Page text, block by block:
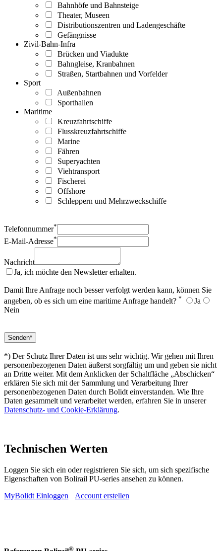
Bahnhöfe und Bahnsteige
Theater, Museen
Distributionszentren und Ladengeschäfte
Gefängnisse
Zivil-Bahn-Infra
Brücken und Viadukte
Bahngleise, Kranbahnen
Straßen, Startbahnen und Vorfelder
Sport
Außenbahnen
Sporthallen
Maritime
Kreuzfahrtschiffe
Flusskreuzfahrtschiffe
Marine
Fähren
Superyachten
Viehtransport
Fischerei
Offshore
Schleppern und Mehrzweckschiffe
Telefonnummer*
E-Mail-Adresse*
Nachricht
Ja, ich möchte den Newsletter erhalten.
Damit Ihre Anfrage noch besser verfolgt werden kann, können Sie
angeben, ob es sich um eine maritime Anfrage handelt? *
Ja
Nein
*) Der Schutz Ihrer Daten ist uns sehr wichtig. Wir gehen mit Ihren
personenbezogenen Daten äußerst sorgfältig um und geben sie nicht
an Dritte weiter. Mit dem Anklicken der Schaltfläche „Abschicken“
erklären Sie sich mit der Sammlung und Verarbeitung Ihrer
personenbezogenen Daten durch Bolidt einverstanden. Wie Ihre
Daten gesammelt und verarbeitet werden, erfahren Sie in unserer
Datenschutz- und Cookie-Erklärung.
Technischen Werten
Loggen Sie sich ein oder registrieren Sie sich, um sich spezifische
Eigenschaften von Bolirail PU-series ansehen zu können.
MyBolidt Einloggen
Account erstellen
®